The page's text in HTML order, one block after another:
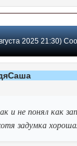
2025 21:30) Сообщение #29
и не понял как
задумка